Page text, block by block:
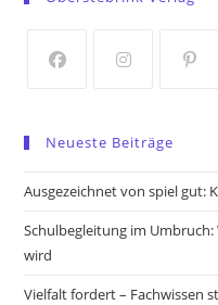
a
tab
tab
a
new
new
a
new
Neueste Beiträge
Ausgezeichnet von spiel gut:
Schulbegleitung im
wird
Vielfalt fordert – Fachwissen